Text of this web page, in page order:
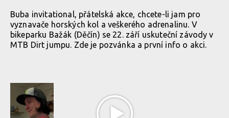
Buba invitational, přátelská akce, chcete-li jam pro
vyznavače horských kol a veškerého adrenalinu. V
bikeparku Bažák (Děčín) se 22. září uskuteční závody v
MTB Dirt jumpu. Zde je pozvánka a první info o akci.